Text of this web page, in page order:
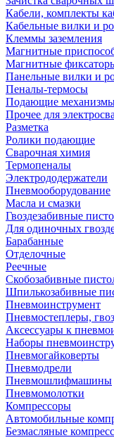
Кабели, комплекты
Кабельные вилки и
Клеммы заземления
Магнитные
Магнитные
Панельные вилки и
Пеналы-термосы
Подающие
Прочее для
Разметка
Ролики подающие
Сварочная химия
Термопеналы
Электрододержатели
Пневмооборудование
Масла и смазки
Гвоздезабивные
Для одиночных
Барабанные
Отделочные
Реечные
Скобозабивные
Шпилькозабивные
Пневмоинструмент
Пневмостеплеры,
Аксессуары к
Наборы
Пневмогайковерты
Пневмодрели
Пневмошлифмашины
Пневмомолотки
Компрессоры
Автомобильные
Безмасляные